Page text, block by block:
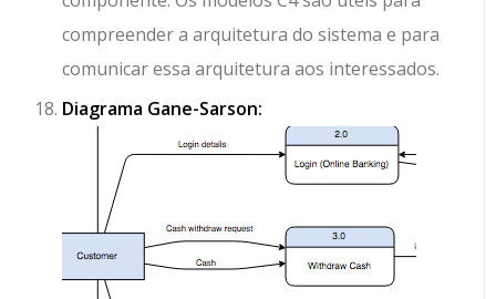
compreender a arquitetura do sistema e para
comunicar essa arquitetura aos interessados.
Diagrama Gane-Sarson: